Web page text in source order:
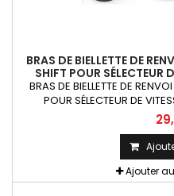
BRAS DE BIELLETTE DE
SHIFT POUR SÉLECTEUR
BRAS DE BIELLETTE DE
POUR SÉLECTEUR DE
Ajouter